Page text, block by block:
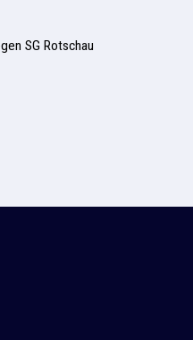
SG Rotschau